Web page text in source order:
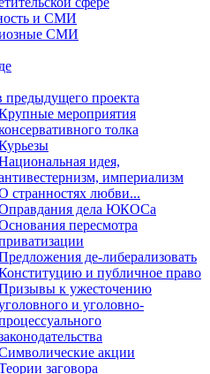
и СМИ
СМИ
предыдущего проекта
мероприятия
толка
идея,
империализм
странностях любви...
дела ЮКОСа
пересмотра
де-либерализовать
и публичное право
к ужесточению
и уголовно-
акции
заговора